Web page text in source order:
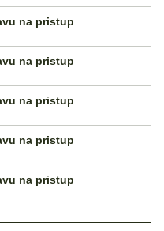
na pristup
na pristup
na pristup
na pristup
na pristup